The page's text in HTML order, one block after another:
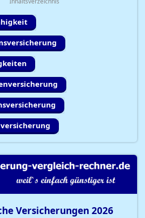
Versicherungen 2026